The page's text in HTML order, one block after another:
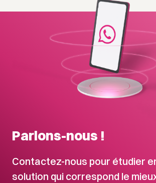
Parlons-nous !
Contactez-nous pour étudier
solution qui correspond le